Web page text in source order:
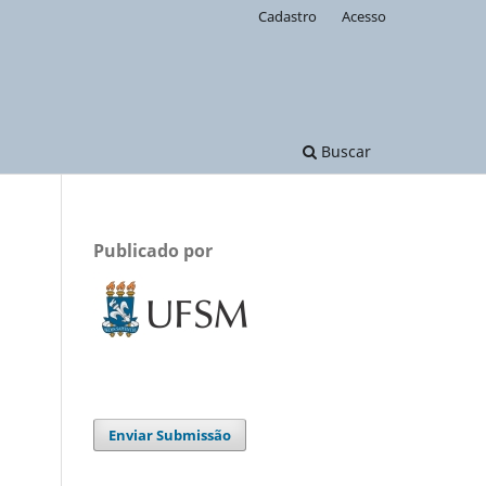
Buscar
Cadastro Acesso
Publicado por
Enviar Submissão